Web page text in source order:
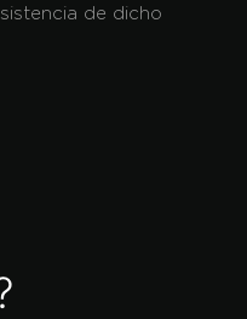
de dicho